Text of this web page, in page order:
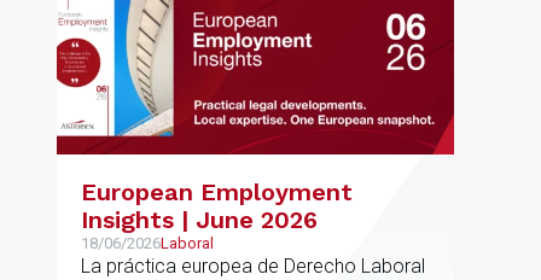
European Employment
Insights | June 2026
18/06/2026Laboral
La práctica europea de Derecho Laboral